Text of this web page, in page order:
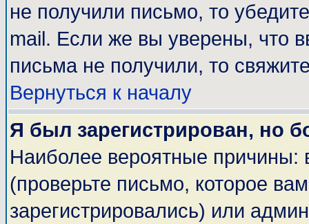
не получили письмо, то
mail. Если же вы уверены, что
письма не получили, то
Вернуться к началу
Я был зарегистрирован, но
Наиболее вероятные причины:
(проверьте письмо, которое
зарегистрировались) или